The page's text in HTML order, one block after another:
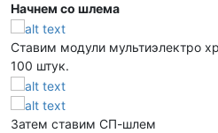
Начнем со шлема
Ставим модули мультиэлектро
100 штук.
Затем ставим СП-шлем